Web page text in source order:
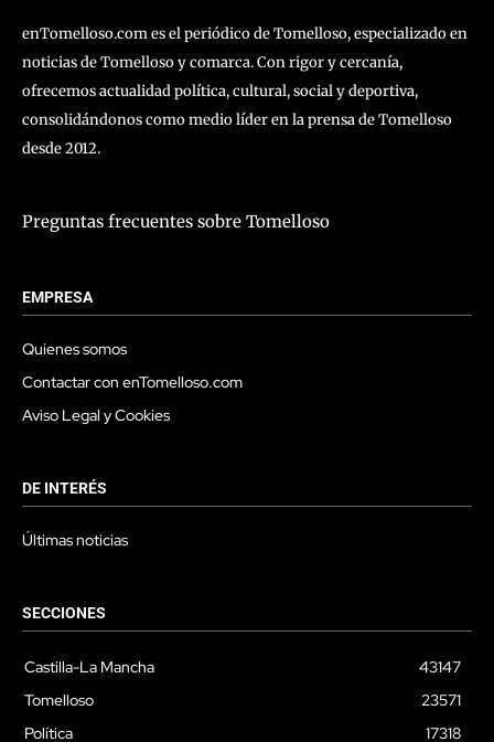
enTomelloso.com es el periódico de Tomelloso, especializado en
noticias de Tomelloso y comarca. Con rigor y cercanía,
ofrecemos actualidad política, cultural, social y deportiva,
consolidándonos como medio líder en la prensa de Tomelloso
desde 2012.
Preguntas frecuentes sobre Tomelloso
EMPRESA
Quienes somos
Contactar con enTomelloso.com
Aviso Legal y Cookies
DE INTERÉS
Últimas noticias
SECCIONES
Castilla-La Mancha
43147
Tomelloso
23571
Política
17318